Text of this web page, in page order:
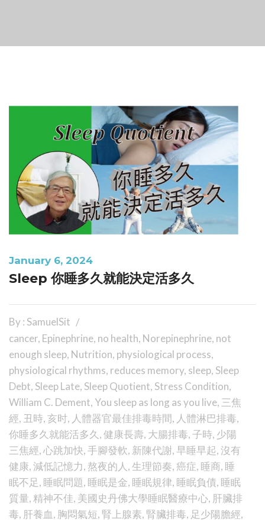
January 6, 2024
Sleep 你睡多久就能決定活多久
By : SamuelSit
cancer, Epinephrine, no health, Norepinephrine, not
enough sleep, Nutrition, physiological process,
physiological rhythms, reduces memory, sleep, Sleep
Debt, Sleep Late, Sleep Quotient, Stress Condition,
William C. Dement, You sleep as long as you live, 三焦
經, 丑時,亥时, 人體器官最佳排毒時間, 人體淋巴排毒,
你睡多久就能活多久,健康長壽, 大腸排毒,子時, 少陽
三焦經,心跳加快,手腳發軟, 新陳代謝,早睡早起, 沒有
健康, 減低記憶力,熬夜的人, 生理節奏,癌症, 睡商, 睡
眠不足, 睡眠問題, 睡眠是金, 睡眠規律, 睡眠負債, 睡眠
質量,精神不佳, 美國史丹佛大學睡眠醫療中心, 肝臟排
毒, 肝養血, 胸悶氣短, 腎上腺素, 腎臟排毒, 足少陽膽經,